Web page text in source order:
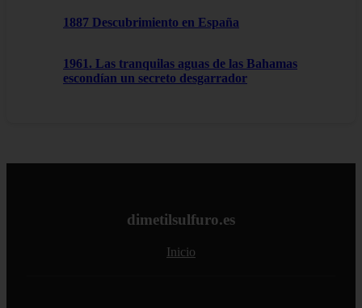
1887 Descubrimiento en España
1961. Las tranquilas aguas de las Bahamas
escondían un secreto desgarrador
dimetilsulfuro.es
Inicio